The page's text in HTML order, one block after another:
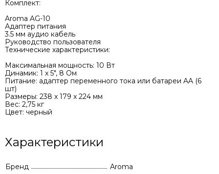
Комплект:
Aroma AG-10
Адаптер питания
3.5 мм аудио кабель
Руководство пользователя
Технические характеристики:
Максимальная мощность: 10 Вт
Динамик: 1 x 5", 8 Ом
Питание: адаптер переменного тока или батареи AA (6
шт)
Размеры: 238 x 179 x 224 мм
Вес: 2,75 кг
Цвет: черный
Характеристики
Бренд
Aroma